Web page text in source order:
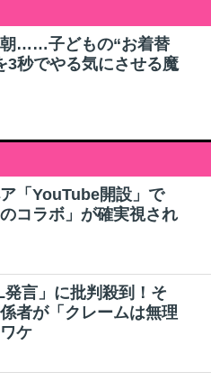
……子どもの“お着替
3秒でやる気にさせる魔
「YouTube開設」で
のコラボ」が確実視され
言」に批判殺到！そ
者が「クレームは無理
ケ